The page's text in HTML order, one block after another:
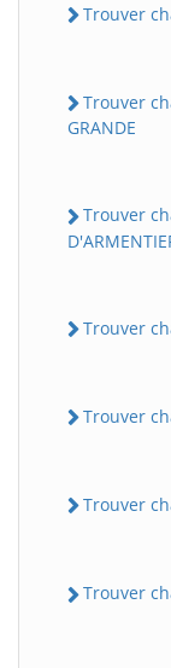
Trouver
Trouver
GRANDE
Trouver
Trouver
Trouver
Trouver
Trouver